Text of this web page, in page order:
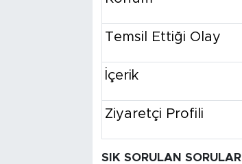
Temsil Ettiği Olay
İçerik
Ziyaretçi Profili
SIK SORULAN SORULAR